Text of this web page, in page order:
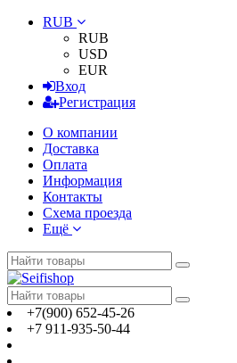
RUB
RUB
USD
EUR
Вход
Регистрация
О компании
Доставка
Оплата
Информация
Контакты
Схема проезда
Ещё
+7(900) 652-45-26
+7 911-935-50-44